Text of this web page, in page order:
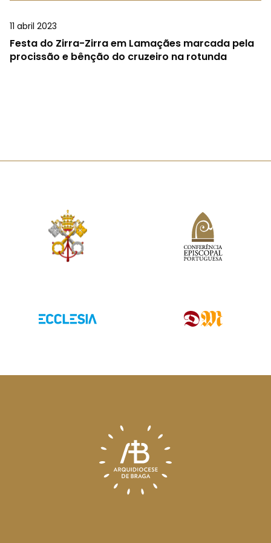
11 abril 2023
Festa do Zirra-Zirra em Lamaçães marcada pela
procissão e bênção do cruzeiro na rotunda